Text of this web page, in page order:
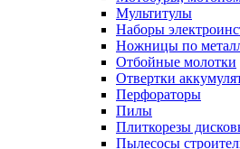
Мультитулы
Наборы
Ножницы по
Отбойные молотки
Отвертки
Перфораторы
Пилы
Плиткорезы
Пылесосы